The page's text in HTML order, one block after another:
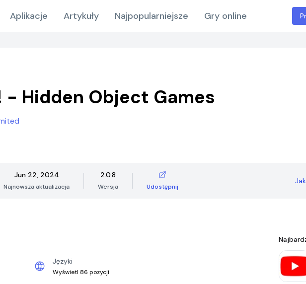
Aplikacje Artykuły Najpopularniejsze Gry online
- Hidden Object Games
Jun 22, 2024
Najnowsza aktualizacja
2.0.8
Wersja Udostępnij
Języki
Wyświetl 86 pozycji